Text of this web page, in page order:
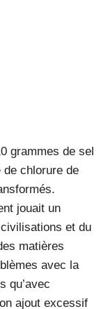
grammes de sel
de chlorure de
jouait un
et du
matières
avec la
qu’avec
ajout excessif